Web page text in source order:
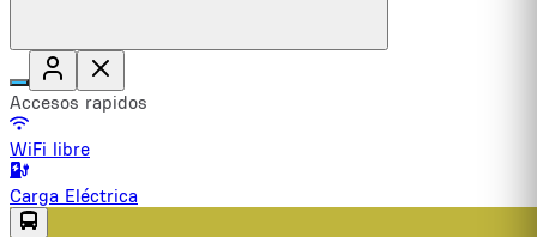
Accesos rapidos
WiFi libre
Carga Eléctrica